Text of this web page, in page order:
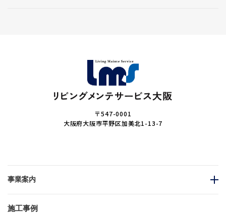
〒547-0001
大阪府大阪市平野区加美北1-13-7
事業案内
施工事例